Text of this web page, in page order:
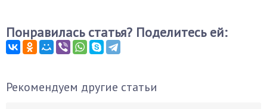
Понравилась статья? Поделитесь ей:
Рекомендуем другие статьи